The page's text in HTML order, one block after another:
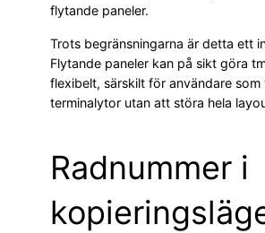
flytande paneler.
Trots begränsningarna är detta ett
Flytande paneler kan på sikt göra
flexibelt, särskilt för användare som
terminalytor utan att störa hela
Radnummer i